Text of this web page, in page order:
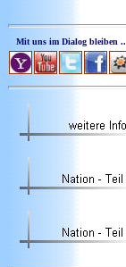
Mit uns im Dialog bleiben